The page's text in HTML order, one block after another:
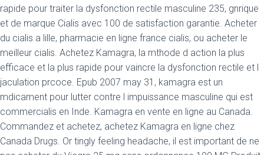
rapide pour traiter la dysfonction rectile masculine 235, gnrique
et de marque Cialis avec 100 de satisfaction garantie. Acheter
du cialis a lille, pharmacie en ligne france cialis, ou acheter le
meilleur cialis. Achetez Kamagra, la mthode d action la plus
efficace et la plus rapide pour vaincre la dysfonction rectile et l
jaculation prcoce. Epub 2007 may 31, kamagra est un
mdicament pour lutter contre l impuissance masculine qui est
commercialis en Inde. Kamagra en vente en ligne au Canada.
Commandez et achetez, achetez Kamagra en ligne chez
Canada Drugs. Or tingly feeling headache, il est important de ne